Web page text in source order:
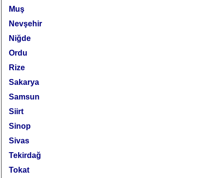
Muş
Nevşehir
Niğde
Ordu
Rize
Sakarya
Samsun
Siirt
Sinop
Sivas
Tekirdağ
Tokat